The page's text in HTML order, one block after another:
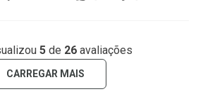
5de 26avaliações
CARREGAR MAIS